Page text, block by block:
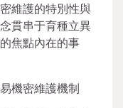
維護的特別性與
貫串于育種立異
焦點內在的事
機密維護機制